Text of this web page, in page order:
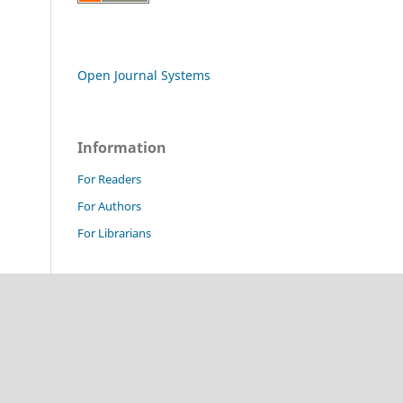
Open Journal Systems
Information
For Readers
For Authors
For Librarians